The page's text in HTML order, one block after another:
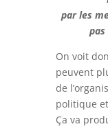
par les
On voit
peuvent
de
politique
Ça va